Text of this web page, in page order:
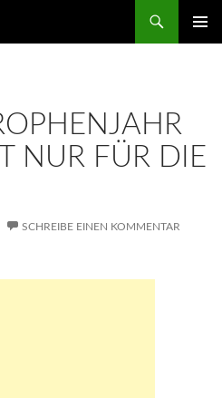
NUR FÜR DIE
SCHREIBE EINEN KOMMENTAR